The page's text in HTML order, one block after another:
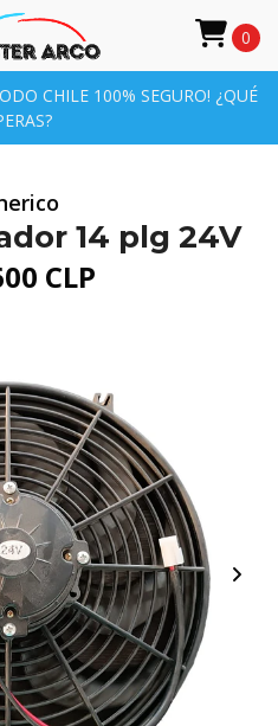
CHILE 100% SEGURO! ¿QUÉ
0
14 plg 24V
CLP